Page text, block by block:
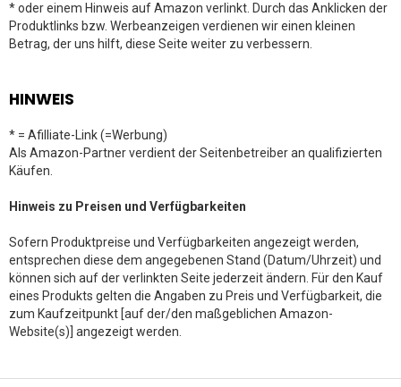
* oder einem Hinweis auf Amazon verlinkt. Durch das Anklicken der
Produktlinks bzw. Werbeanzeigen verdienen wir einen kleinen
Betrag, der uns hilft, diese Seite weiter zu verbessern.
HINWEIS
* = Afilliate-Link (=Werbung)
Als Amazon-Partner verdient der Seitenbetreiber an qualifizierten
Käufen.
Hinweis zu Preisen und Verfügbarkeiten
Sofern Produktpreise und Verfügbarkeiten angezeigt werden,
entsprechen diese dem angegebenen Stand (Datum/Uhrzeit) und
können sich auf der verlinkten Seite jederzeit ändern. Für den Kauf
eines Produkts gelten die Angaben zu Preis und Verfügbarkeit, die
zum Kaufzeitpunkt [auf der/den maßgeblichen Amazon-
Website(s)] angezeigt werden.